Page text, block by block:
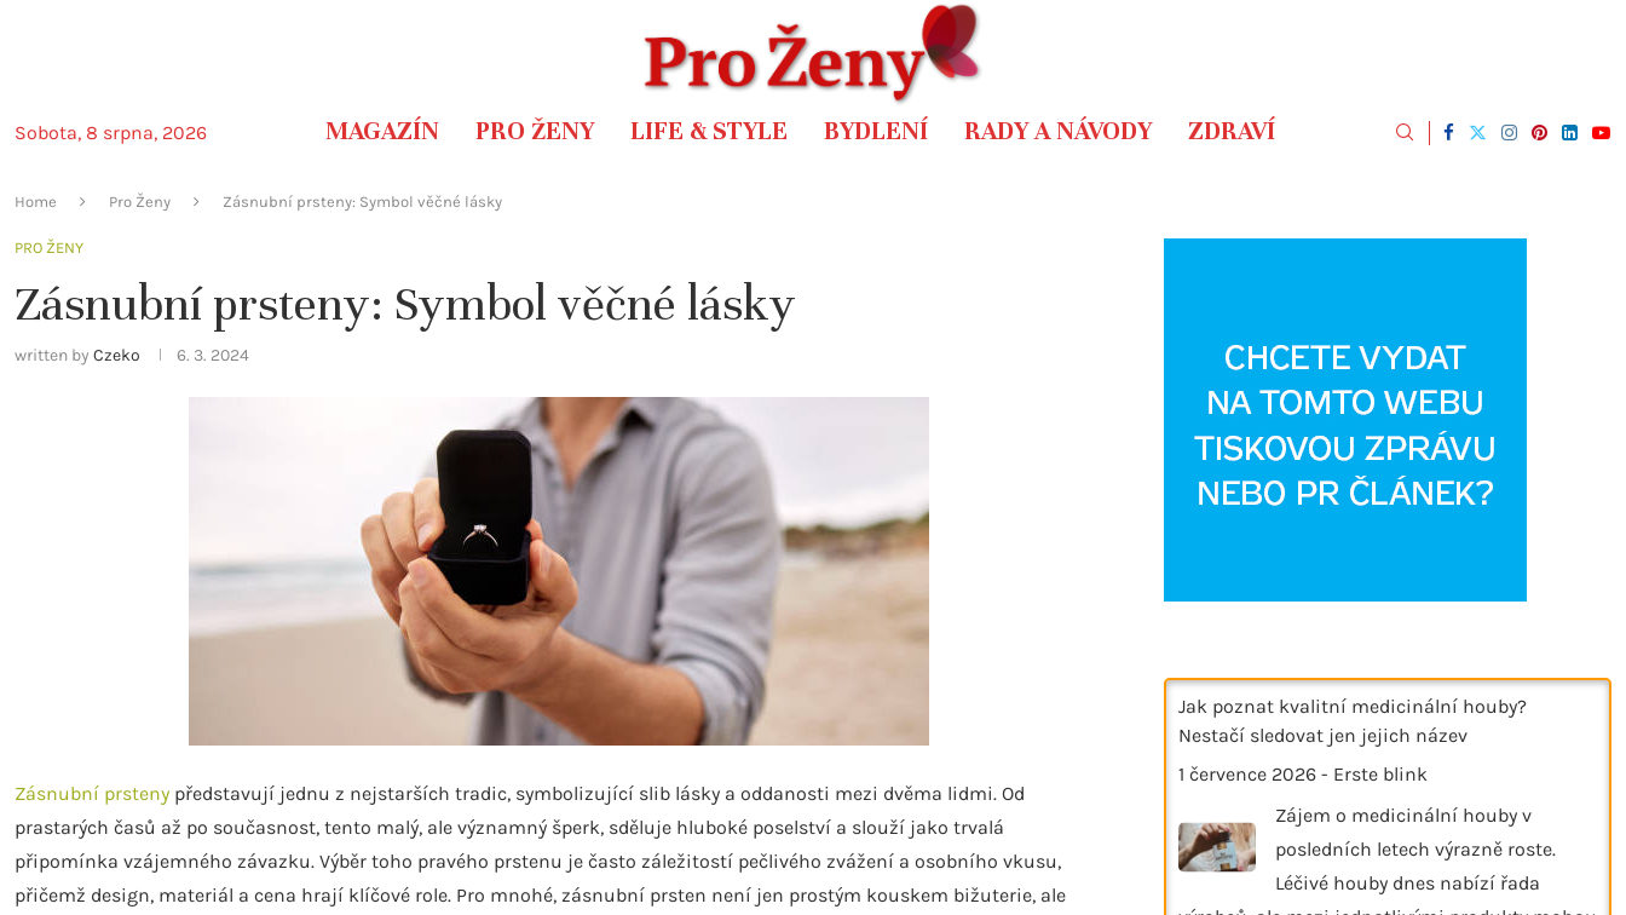
Sobota, 8 srpna, 2026 MAGAZÍN PRO ŽENY LIFE & STYLE BYDLENÍ RADY A NÁVODY ZDRAVÍ
Home Pro Ženy Zásnubní prsteny: Symbol věčné lásky
PRO ŽENY
Zásnubní prsteny: Symbol věčné lásky
written by Czeko 6. 3. 2024
Zásnubní prsteny představují jednu z nejstarších tradic, symbolizující slib lásky a oddanosti mezi dvěma lidmi. Od
prastarých časů až po současnost, tento malý, ale významný šperk, sděluje hluboké poselství a slouží jako trvalá
připomínka vzájemného závazku. Výběr toho pravého prstenu je často záležitostí pečlivého zvážení a osobního vkusu,
přičemž design, materiál a cena hrají klíčové role. Pro mnohé, zásnubní prsten není jen prostým kouskem bižuterie, ale
Jak poznat kvalitní medicinální houby?
Nestačí sledovat jen jejich název
1 července 2026 - Erste blink
Zájem o medicinální houby v
posledních letech výrazně roste.
Léčivé houby dnes nabízí řada